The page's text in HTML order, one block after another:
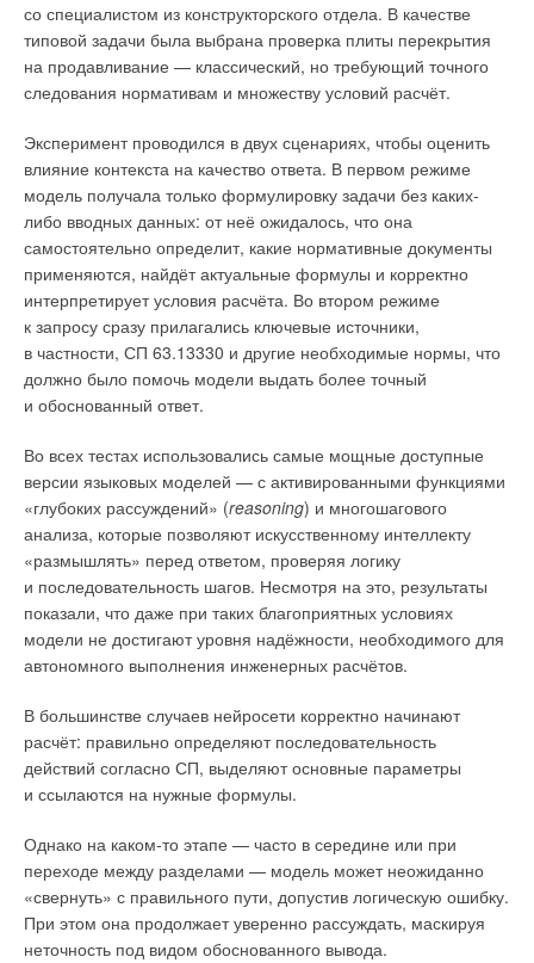
со специалистом из конструкторского отдела. В качестве
типовой задачи была выбрана проверка плиты перекрытия
на продавливание — классический, но требующий точного
следования нормативам и множеству условий расчёт.
Эксперимент проводился в двух сценариях, чтобы оценить
влияние контекста на качество ответа. В первом режиме
модель получала только формулировку задачи без каких-
либо вводных данных: от неё ожидалось, что она
самостоятельно определит, какие нормативные документы
применяются, найдёт актуальные формулы и корректно
интерпретирует условия расчёта. Во втором режиме
к запросу сразу прилагались ключевые источники,
в частности, СП 63.13330 и другие необходимые нормы, что
должно было помочь модели выдать более точный
и обоснованный ответ.
Во всех тестах использовались самые мощные доступные
версии языковых моделей — с активированными функциями
«глубоких рассуждений» (reasoning) и многошагового
анализа, которые позволяют искусственному интеллекту
«размышлять» перед ответом, проверяя логику
и последовательность шагов. Несмотря на это, результаты
показали, что даже при таких благоприятных условиях
модели не достигают уровня надёжности, необходимого для
автономного выполнения инженерных расчётов.
В большинстве случаев нейросети корректно начинают
расчёт: правильно определяют последовательность
действий согласно СП, выделяют основные параметры
и ссылаются на нужные формулы.
Однако на каком-то этапе — часто в середине или при
переходе между разделами — модель может неожиданно
«свернуть» с правильного пути, допустив логическую ошибку.
При этом она продолжает уверенно рассуждать, маскируя
неточность под видом обоснованного вывода.
познавательно, спасибо
ДА
30-08-2025
рома
Кто автор этой статьи??
Комментарий полезен?
3из3пользователей считают этот комментарий полезным
Добавить комментарий
Ваше имя *
Ваш E-mail *
Текст комментария